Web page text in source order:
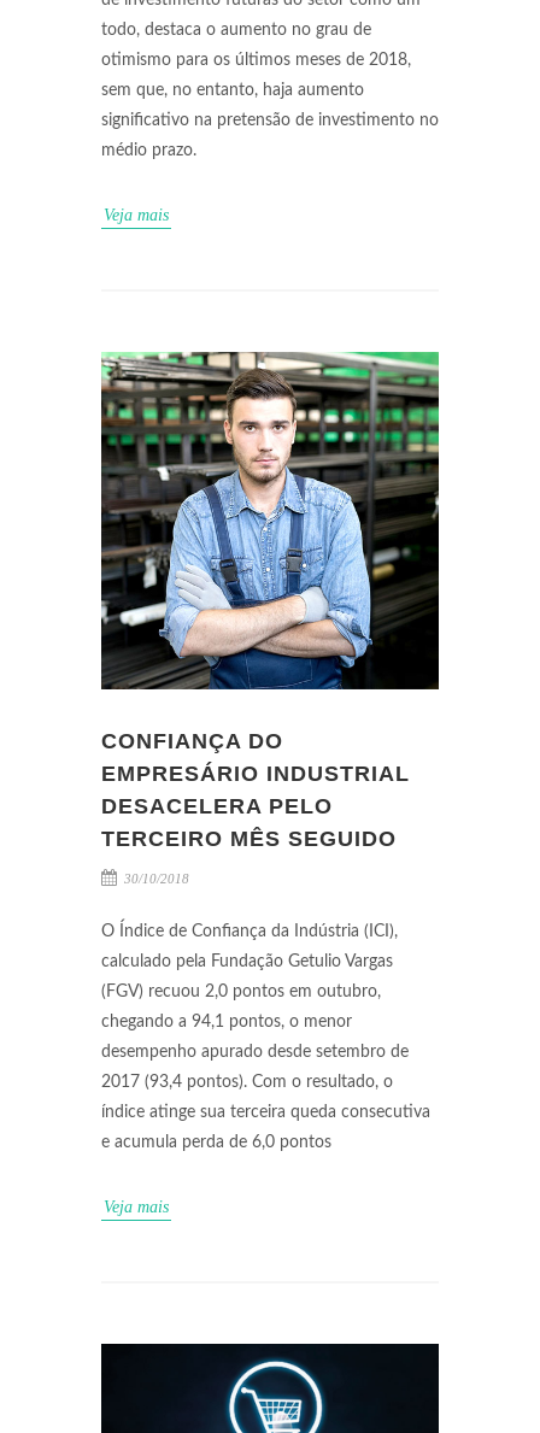
todo, destaca o aumento no grau de
otimismo para os últimos meses de 2018,
sem que, no entanto, haja aumento
significativo na pretensão de investimento no
médio prazo.
Veja mais
CONFIANÇA DO
EMPRESÁRIO INDUSTRIAL
DESACELERA PELO
TERCEIRO MÊS SEGUIDO
30/10/2018
O Índice de Confiança da Indústria (ICI),
calculado pela Fundação Getulio Vargas
(FGV) recuou 2,0 pontos em outubro,
chegando a 94,1 pontos, o menor
desempenho apurado desde setembro de
2017 (93,4 pontos). Com o resultado, o
índice atinge sua terceira queda consecutiva
e acumula perda de 6,0 pontos
Veja mais